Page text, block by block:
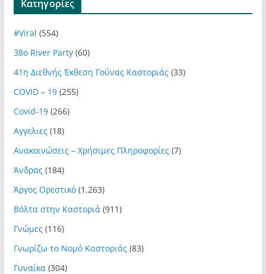
Kατηγορίες
#Viral (554)
38ο River Party(60)
41η Διεθνής Έκθεση Γούνας Καστοριάς(33)
COVID – 19(255)
Covid-19(266)
Αγγελιες(18)
Ανακοινώσεις – Χρήσιμες Πληροφορίες(7)
Άνδρας(184)
Άργος Ορεστικό(1.263)
Βόλτα στην Καστοριά (911)
Γνώμες(116)
Γνωρίζω το Νομό Καστοριάς(83)
Γυναίκα (304)